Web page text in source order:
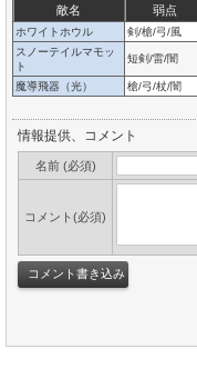
敵名 弱点
ホワイトホウル 剣/槍/弓/風
スノーテイルマモッ
ト
短剣/雷/闇
魔導飛器（光） 槍/弓/杖/闇
情報提供、コメント
名前 (必須)
コメント(必須)